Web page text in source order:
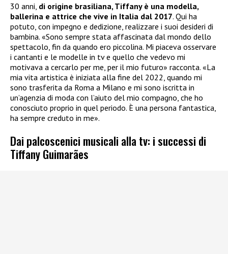
30 anni, di origine brasiliana, Tiffany è una modella,
ballerina e attrice che vive in Italia dal 2017. Qui ha
potuto, con impegno e dedizione, realizzare i suoi desideri di
bambina. «Sono sempre stata affascinata dal mondo dello
spettacolo, fin da quando ero piccolina. Mi piaceva osservare
i cantanti e le modelle in tv e quello che vedevo mi
motivava a cercarlo per me, per il mio futuro» racconta. «La
mia vita artistica è iniziata alla fine del 2022, quando mi
sono trasferita da Roma a Milano e mi sono iscritta in
un’agenzia di moda con l’aiuto del mio compagno, che ho
conosciuto proprio in quel periodo. È una persona fantastica,
ha sempre creduto in me».
Dai palcoscenici musicali alla tv: i successi di
Tiffany Guimarães